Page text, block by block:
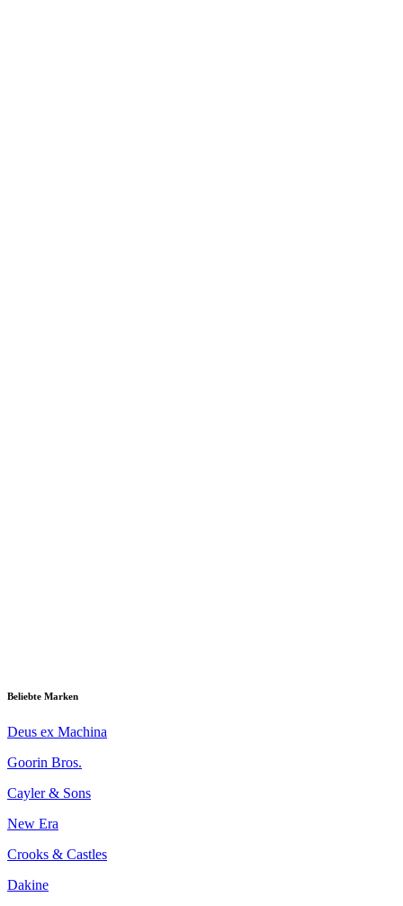
Beliebte Marken
Deus ex Machina
Goorin Bros.
Cayler & Sons
New Era
Crooks & Castles
Dakine